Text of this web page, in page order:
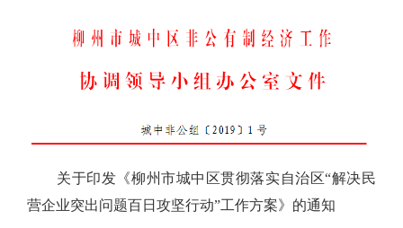
关于印发《柳州市城中区贯彻落实自治区“解决民
营企业突出问题百日攻坚行动”工作方案》的通知